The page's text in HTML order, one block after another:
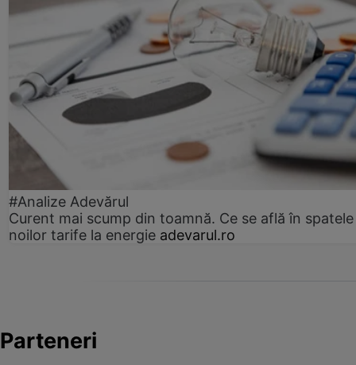
#Analize Adevărul
Curent mai scump din toamnă. Ce se află în spatele
noilor tarife la energie adevarul.ro
Parteneri